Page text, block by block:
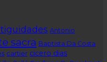
Antonio
sacra Baptista Da Costa
cartier cicero dias